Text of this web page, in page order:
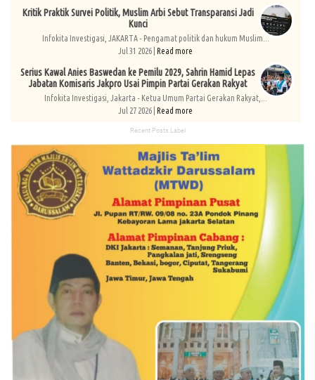
Kritik Praktik Survei Politik, Muslim Arbi Sebut Transparansi Jadi
Kunci
Infokita Investigasi, JAKARTA - Pengamat politik dan hukum Muslim...
Jul 31 2026 | Read more
Serius Kawal Anies Baswedan ke Pemilu 2029, Sahrin Hamid Lepas
Jabatan Komisaris Jakpro Usai Pimpin Partai Gerakan Rakyat
Infokita Investigasi, Jakarta - Ketua Umum Partai Gerakan Rakyat,...
Jul 27 2026 | Read more
Recent Posts Label